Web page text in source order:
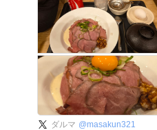
ダルマ @masakun321